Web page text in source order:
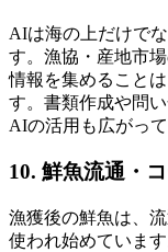
AIは海の上だけで
す。漁協・産地市
情報を集めること
す。書類作成や問
AIの活用も広がって
10. 鮮魚流通・
漁獲後の鮮魚は、
使われ始めていま